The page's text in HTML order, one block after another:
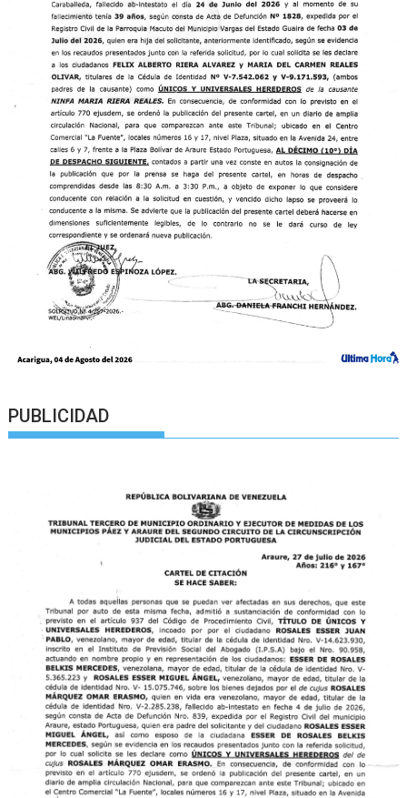
PUBLICIDAD